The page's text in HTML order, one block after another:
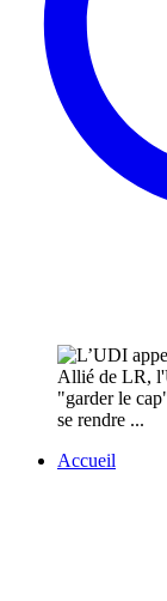
Allié de LR,
"garder le
se rendre ...
Accueil